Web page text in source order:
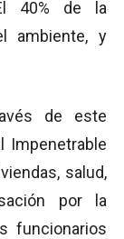
40% de la
ambiente, y
de este
Impenetrable
salud,
por la
funcionarios